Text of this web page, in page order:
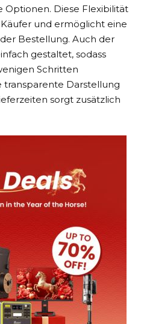
Diese Flexibilität
und ermöglicht eine
Bestellung. Auch der
gestaltet, sodass
Schritten
transparente Darstellung
sorgt zusätzlich